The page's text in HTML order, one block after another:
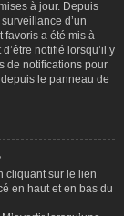
à jour. Depuis
d’un
favoris a été mis à
notifié lorsqu’il y
de notifications pour
le panneau de
cliquant sur le lien
en haut et en bas du